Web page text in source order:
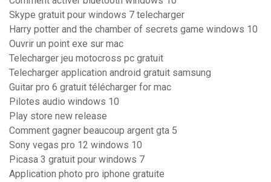
Skype gratuit pour windows 7 telecharger
Harry potter and the chamber of secrets game windows 10
Ouvrir un point exe sur mac
Telecharger jeu motocross pc gratuit
Telecharger application android gratuit samsung
Guitar pro 6 gratuit télécharger for mac
Pilotes audio windows 10
Play store new release
Comment gagner beaucoup argent gta 5
Sony vegas pro 12 windows 10
Picasa 3 gratuit pour windows 7
Application photo pro iphone gratuite